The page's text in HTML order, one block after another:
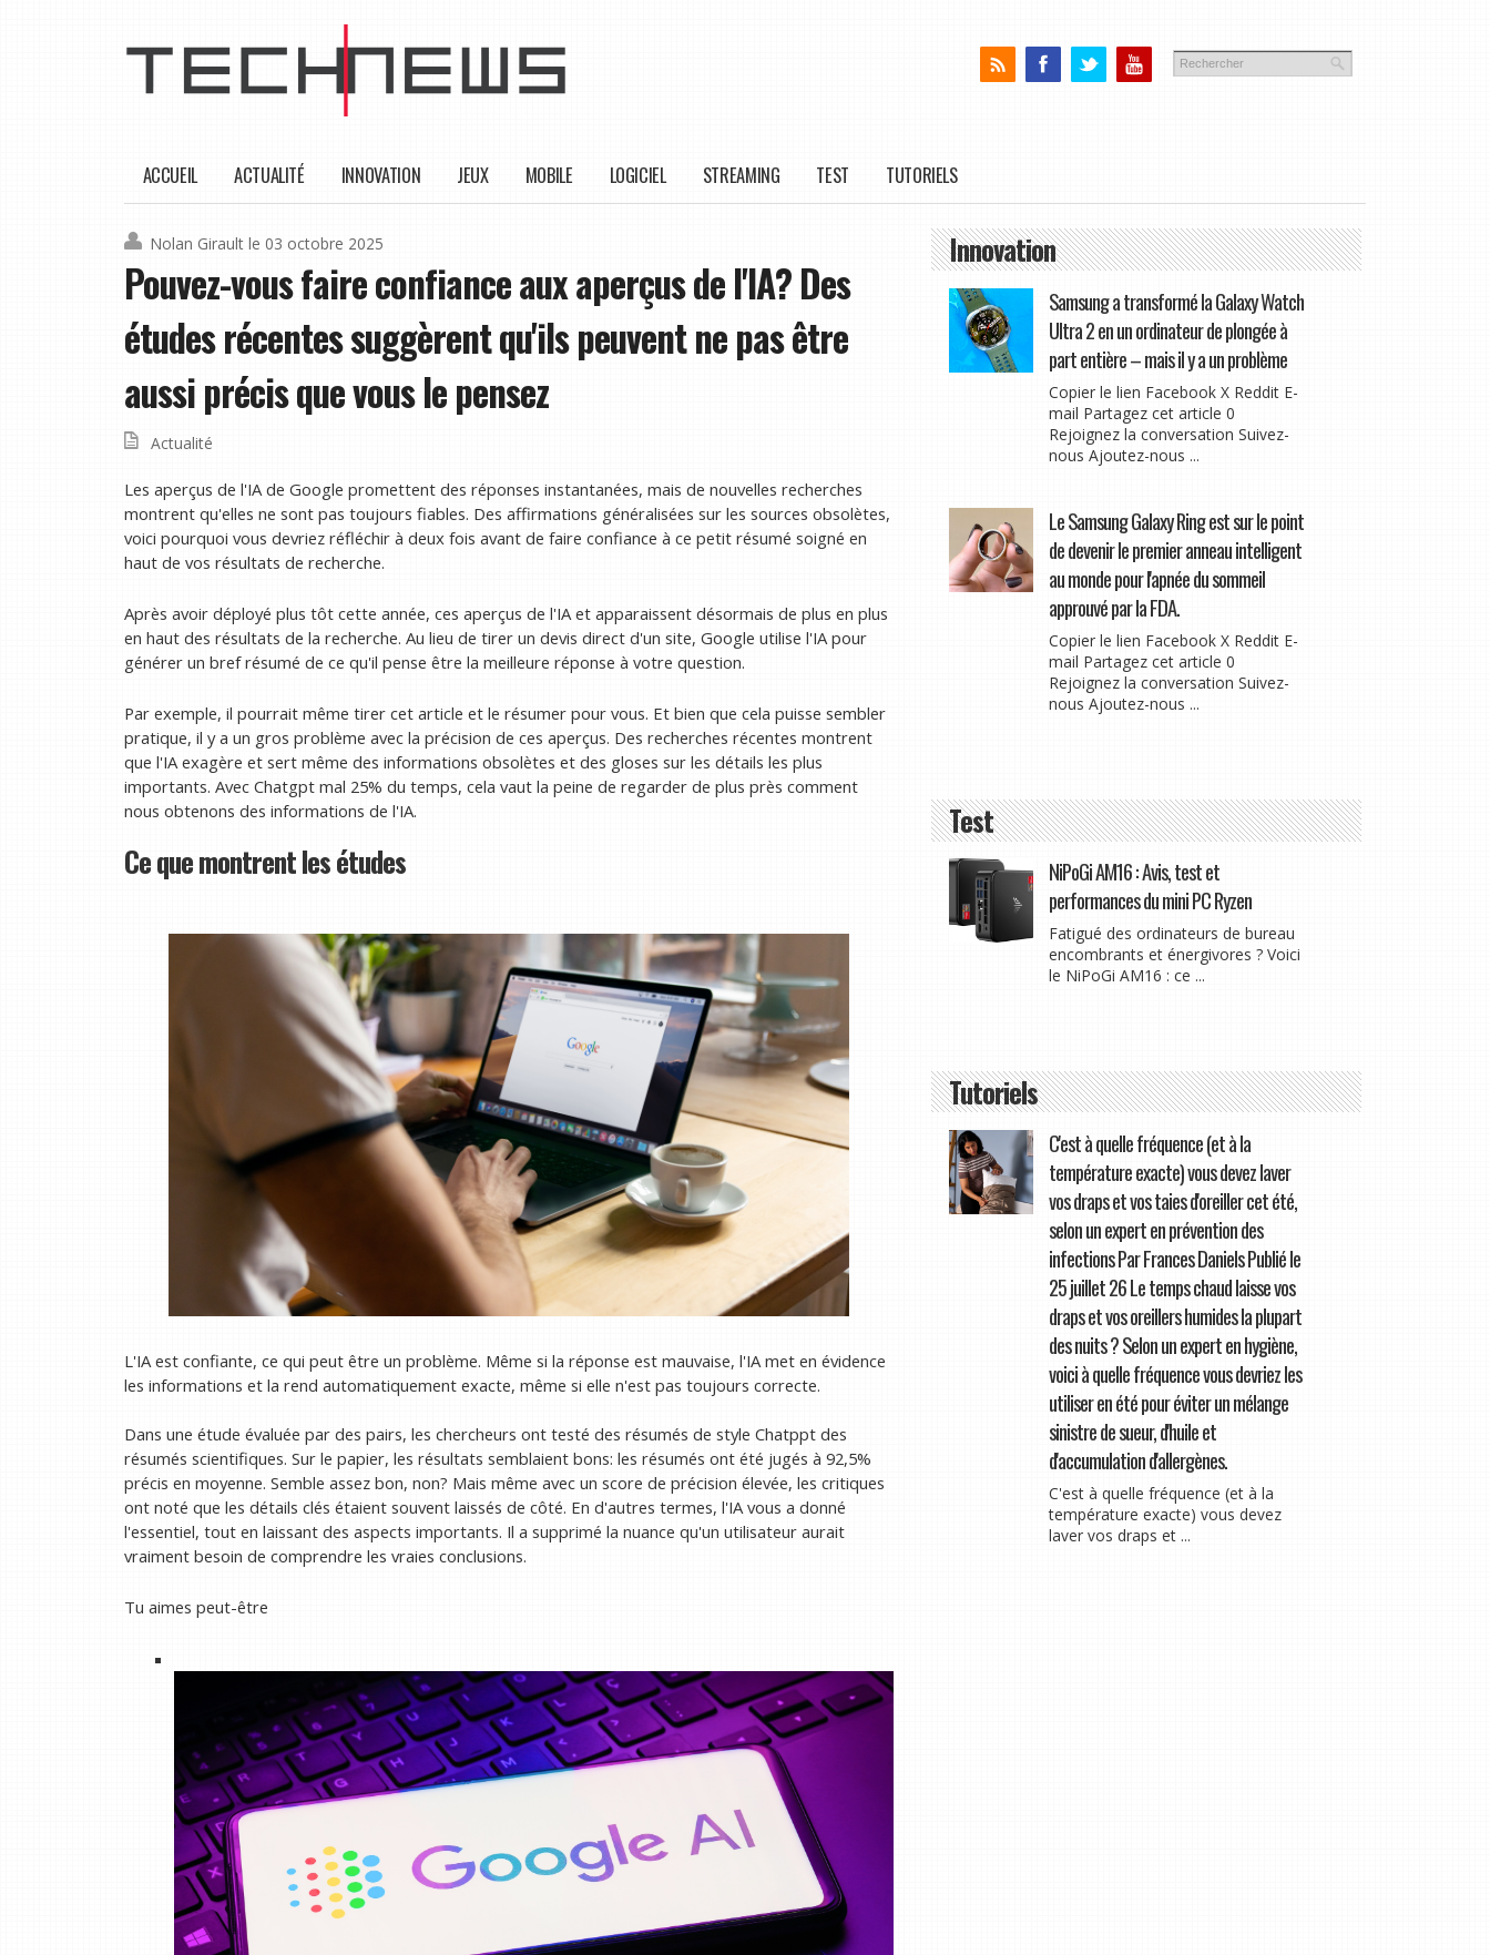
ACCUEIL ACTUALITÉ INNOVATION JEUX MOBILE LOGICIEL STREAMING TEST TUTORIELS
Nolan Girault le 03 octobre 2025
Pouvez-vous faire confiance aux aperçus de l'IA? Des
études récentes suggèrent qu'ils peuvent ne pas être
aussi précis que vous le pensez
Actualité
Les aperçus de l'IA de Google promettent des réponses instantanées, mais de nouvelles recherches
montrent qu'elles ne sont pas toujours fiables. Des affirmations généralisées sur les sources obsolètes,
voici pourquoi vous devriez réfléchir à deux fois avant de faire confiance à ce petit résumé soigné en
haut de vos résultats de recherche.
Après avoir déployé plus tôt cette année, ces aperçus de l'IA et apparaissent désormais de plus en plus
en haut des résultats de la recherche. Au lieu de tirer un devis direct d'un site, Google utilise l'IA pour
générer un bref résumé de ce qu'il pense être la meilleure réponse à votre question.
Par exemple, il pourrait même tirer cet article et le résumer pour vous. Et bien que cela puisse sembler
pratique, il y a un gros problème avec la précision de ces aperçus. Des recherches récentes montrent
que l'IA exagère et sert même des informations obsolètes et des gloses sur les détails les plus
importants. Avec Chatgpt mal 25% du temps, cela vaut la peine de regarder de plus près comment
nous obtenons des informations de l'IA.
Ce que montrent les études
L'IA est confiante, ce qui peut être un problème. Même si la réponse est mauvaise, l'IA met en évidence
les informations et la rend automatiquement exacte, même si elle n'est pas toujours correcte.
Dans une étude évaluée par des pairs, les chercheurs ont testé des résumés de style Chatppt des
résumés scientifiques. Sur le papier, les résultats semblaient bons: les résumés ont été jugés à 92,5%
précis en moyenne. Semble assez bon, non? Mais même avec un score de précision élevée, les critiques
ont noté que les détails clés étaient souvent laissés de côté. En d'autres termes, l'IA vous a donné
l'essentiel, tout en laissant des aspects importants. Il a supprimé la nuance qu'un utilisateur aurait
vraiment besoin de comprendre les vraies conclusions.
Tu aimes peut-être
Innovation
Samsung a transformé la Galaxy Watch
Ultra 2 en un ordinateur de plongée à
part entière – mais il y a un problème
Copier le lien Facebook X Reddit E-
mail Partagez cet article 0
Rejoignez la conversation Suivez-
nous Ajoutez-nous ...
Le Samsung Galaxy Ring est sur le point
de devenir le premier anneau intelligent
au monde pour l'apnée du sommeil
approuvé par la FDA.
Copier le lien Facebook X Reddit E-
mail Partagez cet article 0
Rejoignez la conversation Suivez-
nous Ajoutez-nous ...
Test
NiPoGi AM16 : Avis, test et
performances du mini PC Ryzen
Fatigué des ordinateurs de bureau
encombrants et énergivores ? Voici
le NiPoGi AM16 : ce ...
Tutoriels
C'est à quelle fréquence (et à la
température exacte) vous devez laver
vos draps et vos taies d'oreiller cet été,
selon un expert en prévention des
infections Par Frances Daniels Publié le
25 juillet 26 Le temps chaud laisse vos
draps et vos oreillers humides la plupart
des nuits ? Selon un expert en hygiène,
voici à quelle fréquence vous devriez les
utiliser en été pour éviter un mélange
sinistre de sueur, d'huile et
d'accumulation d'allergènes.
C'est à quelle fréquence (et à la
température exacte) vous devez
laver vos draps et ...